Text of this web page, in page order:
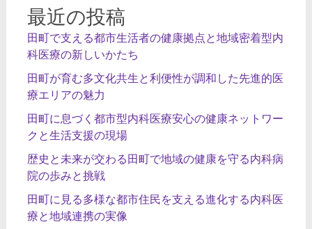
最近の投稿
田町で支える都市生活者の健康拠点と地域密着型内
科医療の新しいかたち
田町が育む多文化共生と利便性が調和した先進的医
療エリアの魅力
田町に息づく都市型内科医療安心の健康ネットワー
クと生活支援の現場
歴史と未来が交わる田町で地域の健康を守る内科病
院の歩みと挑戦
田町に見る多様な都市住民を支える進化する内科医
療と地域連携の実像